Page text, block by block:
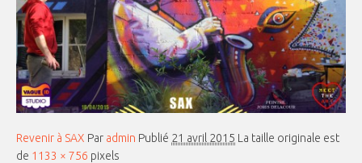
Revenir à SAX Par admin Publié 21 avril 2015 La taille originale est
de 1133 × 756 pixels